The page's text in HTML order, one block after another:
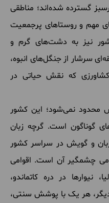
گسترده شده‌اند؛ مناطقی
مهم و روستاهای پرجمعیت
نیز به دشت‌های گرم و
سرشار از جنگل‌های انبوه،
که نقش حیاتی در
محدود نمی‌شود؛ این کشور
گوناگون است. گرچه زبان
نپالی است، بیش از ۱۲۸ زبان و گویش در سراسر کشور
چشمگیر آن است. اقوامی
نیوارها در دره کاتماندو،
دیگر، هر یک با پوشش سنتی،